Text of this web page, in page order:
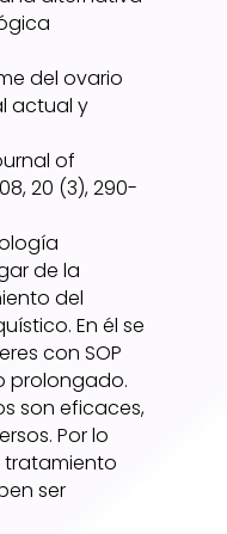
del ovario
actual y
of
20 (3), 290-
de la
del
En él se
con SOP
prolongado.
son eficaces,
Por lo
tratamiento
ser